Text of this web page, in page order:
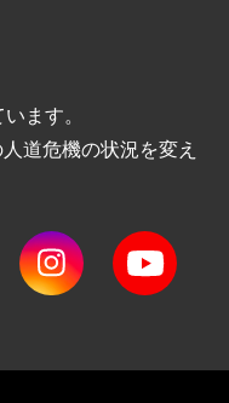
ます。
道危機の状況を変え